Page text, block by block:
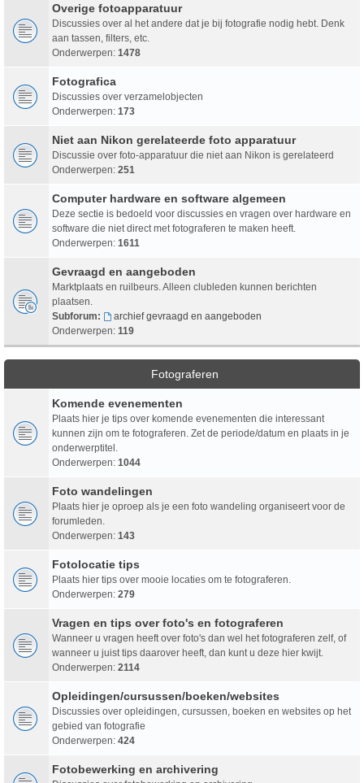
Overige fotoapparatuur
Discussies over al het andere dat je bij fotografie nodig hebt. Denk
aan tassen, filters, etc.
Onderwerpen: 1478
Fotografica
Discussies over verzamelobjecten
Onderwerpen: 173
Niet aan Nikon gerelateerde foto apparatuur
Discussie over foto-apparatuur die niet aan Nikon is gerelateerd
Onderwerpen: 251
Computer hardware en software algemeen
Deze sectie is bedoeld voor discussies en vragen over hardware en
software die niet direct met fotograferen te maken heeft.
Onderwerpen: 1611
Gevraagd en aangeboden
Marktplaats en ruilbeurs. Alleen clubleden kunnen berichten
plaatsen.
Subforum:
archief gevraagd en aangeboden
Onderwerpen: 119
Fotograferen
Komende evenementen
Plaats hier je tips over komende evenementen die interessant
kunnen zijn om te fotograferen. Zet de periode/datum en plaats in je
onderwerptitel.
Onderwerpen: 1044
Foto wandelingen
Plaats hier je oproep als je een foto wandeling organiseert voor de
forumleden.
Onderwerpen: 143
Fotolocatie tips
Plaats hier tips over mooie locaties om te fotograferen.
Onderwerpen: 279
Vragen en tips over foto's en fotograferen
Wanneer u vragen heeft over foto's dan wel het fotograferen zelf, of
wanneer u juist tips daarover heeft, dan kunt u deze hier kwijt.
Onderwerpen: 2114
Opleidingen/cursussen/boeken/websites
Discussies over opleidingen, cursussen, boeken en websites op het
gebied van fotografie
Onderwerpen: 424
Fotobewerking en archivering